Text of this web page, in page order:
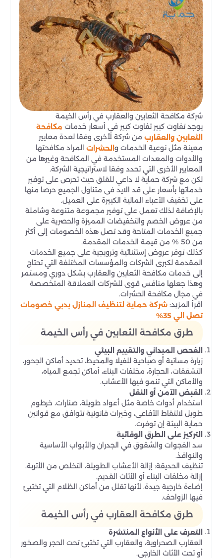
شركة مكافحة الثعابين والعقارب في رأس الخيمة
يوجد تفاوت كبير تفاوت كبير في أسعار خدمات مكافحة
الثعابين والعقارب من شركة لأخرى وفقا لعدة معايير
معينة مثل نوعية الخدمات و الحشرات المراد مكافحتها
والأدوات والمعدات المستخدمة في المكافحة وغيرها من
المعايير الأخرى التي تحدد وفقا لاستراتيجية الشركة.
لكن مع شركة حماية لا داعي للقلق حيث تحرص على توفير
خدماتها بأسعار على قد الايد فى متناول الجميع حرصا منها
على تخفيف الأعباء المالية الكبيرة على العميل.
بالإضافة لذلك تعمل على توفير مجموعة متنوعة وشاملة
من عروض الخصم والتخفيضات المميزة والحصرية على
جميع الخدمات المتاحة وقد تصل هذه الخصومات إلى أكثر
من 50 % من قيمة الخدمات المقدمة.
كذلك توفر عروض إستثنائية وترويجية على جميع الخدمات
المقدمة لكبرى الشركات والمؤسسات المختلفة التي تحتاج
إلى خدمات مكافحة الثعابين والعقارب بشكل دوري ومستمر
وهذا جعلها منافس قوى للشركات العملاقة المتخصصة
في مجال مكافحة الحشرات.
اقرأ المزيد: شركة حماية لتنظيف المنازل بدبي خصومات
تصل الي 35%
طرق مكافحة الثعابين في رأس الخيمة
الفحص الميداني والتقييم البيئي
زيارة مسائية أو صباحية للفيلا والمحيط، تحديد أماكن الجحور،
التشققات، الحجارة، مخلفات البناء، أماكن تجمع المياه،
والأماكن التي تنمو فيها الأعشاب.
القبض الآمن أو النقل
استخدام أدوات خاصة مثل أعواد طويلة، صنارات، خرطوم
طويل لالتقاط الأفاعي، وخبرات قانونية تتوافق مع قوانين
حماية البيئة إن توفرت.
التركيز على الطرق الوقائية
سد الفجوات والشقوق في الجدران والأبواب الأساسية
والنوافذ.
تنظيف الحديقة: إزالة الأعشاب الطويلة، التخلص من الأتربة،
إزالة مخلفات البناء أو الأثاث القديم.
إضاءة خارجية جيدة، لأنها تقلل من أماكن الظلام التي تختبئ
فيها الزواحف.
طرق مكافحة العقارب في رأس الخيمة
التعرف على الأنواع المنتشرة
العقارب الصحراوية، والعقارب التي تختبئ تحت الحجر والصخور
أو تحت الأثاث الخارجي.